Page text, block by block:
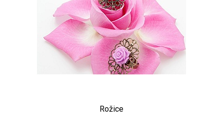
Rožice